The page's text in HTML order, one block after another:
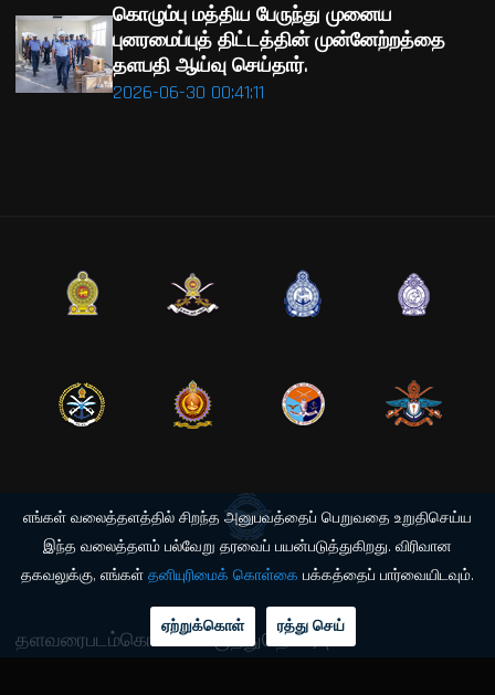
2026-06-30 00:41:11
கொழும்பு மத்திய பேருந்து முனைய
புனரமைப்புத் திட்டத்தின் முன்னேற்றத்தை
தளபதி ஆய்வு செய்தார்.
தளவரைபடம்கொள்கைகருத்துதொடர்பு
எங்கள் வலைத்தளத்தில் சிறந்த அனுபவத்தைப் பெறுவதை உறுதிசெய்ய
இந்த வலைத்தளம் பல்வேறு தரவைப் பயன்படுத்துகிறது. விரிவான
தகவலுக்கு, எங்கள் தனியுரிமைக் கொள்கை பக்கத்தைப் பார்வையிடவும்.
ஏற்றுக்கொள் ரத்து செய்